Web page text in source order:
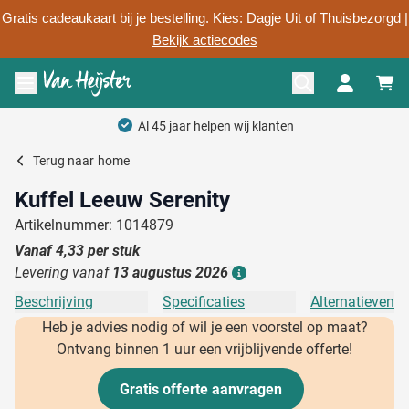
Gratis cadeaukaart bij je bestelling. Kies: Dagje Uit of Thuisbezorgd |
Bekijk actiecodes
Ga naar de inhoud
Menu openen
Al 45 jaar helpen wij klanten
Terug naar home
Kuffel Leeuw Serenity
Artikelnummer: 1014879
Vanaf4,33 per stuk
Levering vanaf 13 augustus 2026
Beschrijving Specificaties
Alternatieven
Heb je advies nodig of wil je een voorstel op maat?
Ontvang binnen 1 uur een vrijblijvende offerte!
Gratis offerte aanvragen